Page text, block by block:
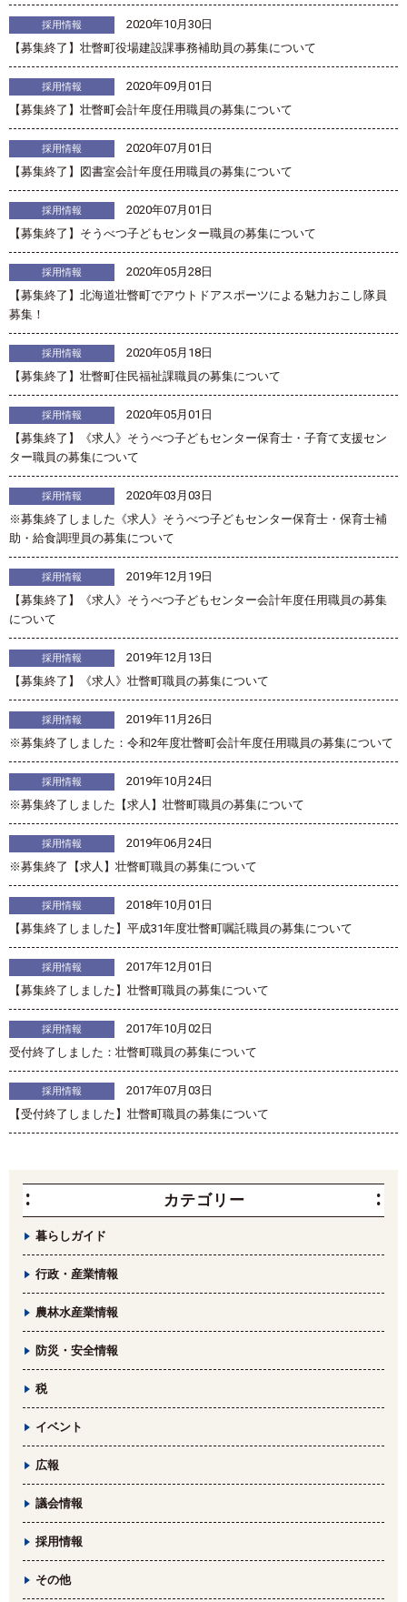
採用情報
2020年10月30日
【募集終了】壮瞥町役場建設課事務補助員の募集について
採用情報
2020年09月01日
【募集終了】壮瞥町会計年度任用職員の募集について
採用情報
2020年07月01日
【募集終了】図書室会計年度任用職員の募集について
採用情報
2020年07月01日
【募集終了】そうべつ子どもセンター職員の募集について
採用情報
2020年05月28日
【募集終了】北海道壮瞥町でアウトドアスポーツによる魅力おこし隊員
募集！
採用情報
2020年05月18日
【募集終了】壮瞥町住民福祉課職員の募集について
採用情報
2020年05月01日
【募集終了】《求人》そうべつ子どもセンター保育士・子育て支援セン
ター職員の募集について
採用情報
2020年03月03日
※募集終了しました《求人》そうべつ子どもセンター保育士・保育士補
助・給食調理員の募集について
採用情報
2019年12月19日
【募集終了】《求人》そうべつ子どもセンター会計年度任用職員の募集
について
採用情報
2019年12月13日
【募集終了】《求人》壮瞥町職員の募集について
採用情報
2019年11月26日
※募集終了しました：令和2年度壮瞥町会計年度任用職員の募集について
採用情報
2019年10月24日
※募集終了しました【求人】壮瞥町職員の募集について
採用情報
2019年06月24日
※募集終了【求人】壮瞥町職員の募集について
採用情報
2018年10月01日
【募集終了しました】平成31年度壮瞥町嘱託職員の募集について
採用情報
2017年12月01日
【募集終了しました】壮瞥町職員の募集について
採用情報
2017年10月02日
受付終了しました：壮瞥町職員の募集について
採用情報
2017年07月03日
【受付終了しました】壮瞥町職員の募集について
カテゴリー
暮らしガイド
行政・産業情報
農林水産業情報
防災・安全情報
税
イベント
広報
議会情報
採用情報
その他